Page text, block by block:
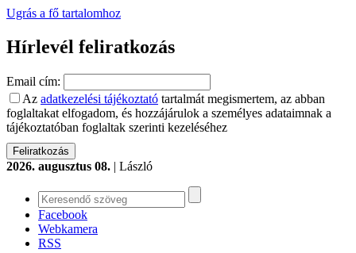
Ugrás a fő tartalomhoz
Hírlevél feliratkozás
Email cím:
Az adatkezelési tájékoztató tartalmát megismertem, az abban
foglaltakat elfogadom, és hozzájárulok a személyes adataimnak a
tájékoztatóban foglaltak szerinti kezeléséhez
2026. augusztus 08. | László
Facebook
Webkamera
RSS